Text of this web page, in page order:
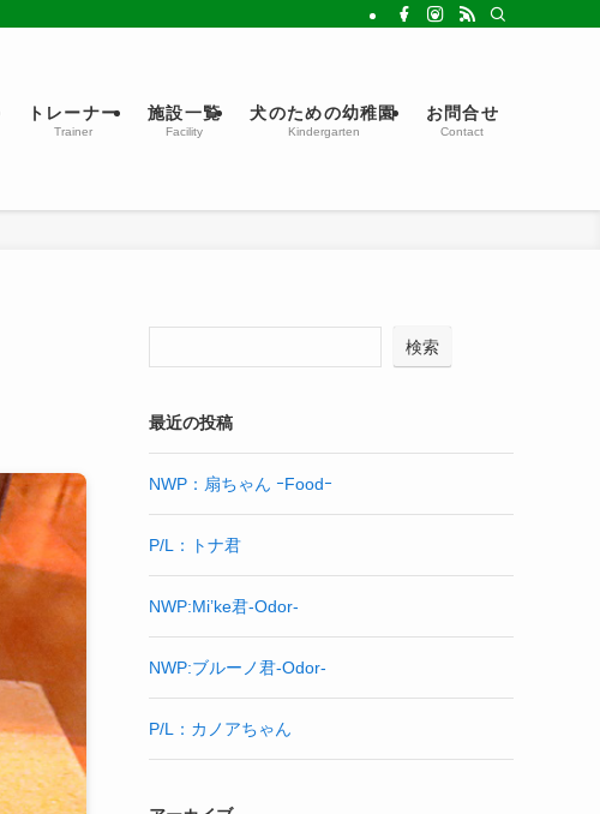
トレーナー
Trainer
施設一覧
Facility
犬のための幼稚園
Kindergarten
お問合せ
Contact
検索
最近の投稿
NWP：扇ちゃん ｰFoodｰ
P/L：トナ君
NWP:Mi’ke君-Odor-
NWP:ブルーノ君-Odor-
P/L：カノアちゃん